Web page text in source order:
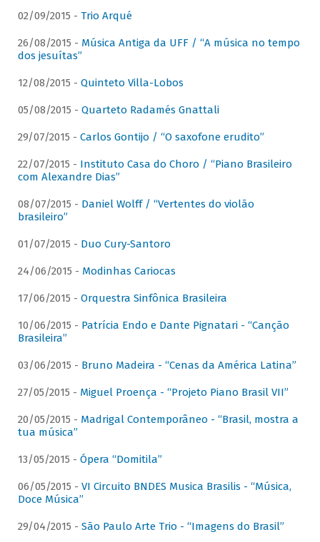
02/09/2015 - Trio Arqué
26/08/2015 - Música Antiga da UFF / “A música no tempo
dos jesuítas”
12/08/2015 - Quinteto Villa-Lobos
05/08/2015 - Quarteto Radamés Gnattali
29/07/2015 - Carlos Gontijo / “O saxofone erudito”
22/07/2015 - Instituto Casa do Choro / “Piano Brasileiro
com Alexandre Dias”
08/07/2015 - Daniel Wolff / “Vertentes do violão
brasileiro”
01/07/2015 - Duo Cury-Santoro
24/06/2015 - Modinhas Cariocas
17/06/2015 - Orquestra Sinfônica Brasileira
10/06/2015 - Patrícia Endo e Dante Pignatari - “Canção
Brasileira”
03/06/2015 - Bruno Madeira - “Cenas da América Latina”
27/05/2015 - Miguel Proença - “Projeto Piano Brasil VII”
20/05/2015 - Madrigal Contemporâneo - “Brasil, mostra a
tua música”
13/05/2015 - Ópera “Domitila”
06/05/2015 - VI Circuito BNDES Musica Brasilis - “Música,
Doce Música”
29/04/2015 - São Paulo Arte Trio - “Imagens do Brasil”